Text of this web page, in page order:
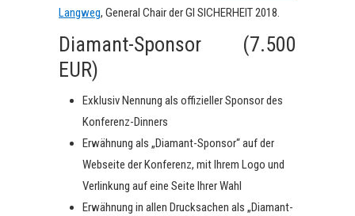
Langweg, General Chair der GI SICHERHEIT 2018.
Diamant-Sponsor (7.500
EUR)
Exklusiv Nennung als offizieller Sponsor des
Konferenz-Dinners
Erwähnung als „Diamant-Sponsor“ auf der
Webseite der Konferenz, mit Ihrem Logo und
Verlinkung auf eine Seite Ihrer Wahl
Erwähnung in allen Drucksachen als „Diamant-